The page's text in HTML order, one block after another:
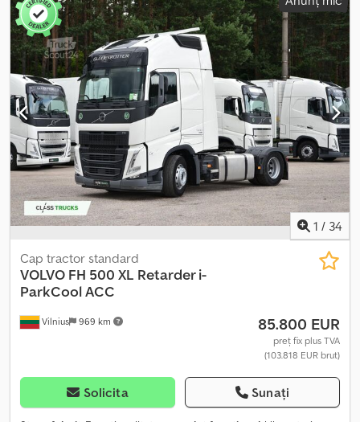
Scarificator / Buldozer An fabricație: 2007 13000 ore
Dwodezrfxyopfx Aigsa Date tehnice Greutate: 20.430 kg Putere:
240 CP Dimensiuni: Lungime: 900 cm Lățime: 300 cm Înălțime: 323
cm Sistem 3D Leica Scarificator Nivelator Starea tehnică și vizuală
este foarte bună.
1 / 34
Vilnius 969 km
Cap tractor standard
VOLVO FH 500 XL Retarder i-
ParkCool ACC
85.800 EUR
preț fix plus TVA
(103.818 EUR brut)
Solicita Sunați